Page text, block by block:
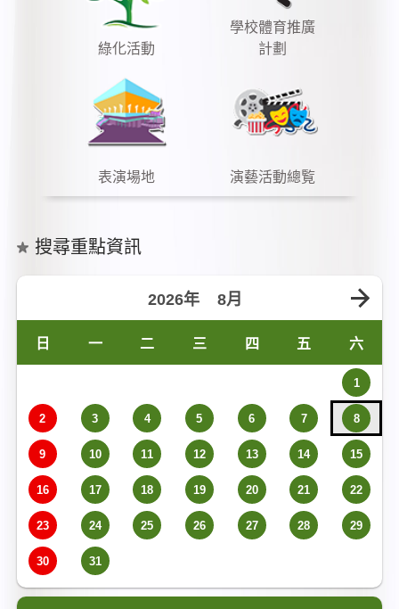
綠化活動
學校體育推廣
計劃
表演場地 演藝活動總覧
搜尋重點資訊
日 一 二 三 四 五 六
1
2 3 4 5 6 7 8
9 10 11 12 13 14 15
16 17 18 19 20 21 22
23 24 25 26 27 28 29
30 31